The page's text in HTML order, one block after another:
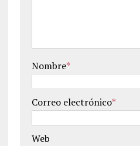
Nombre*
Correo electrónico*
Web